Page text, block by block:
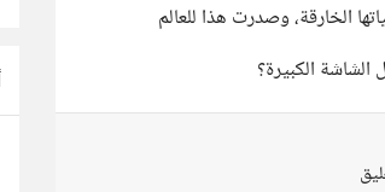
الخارقة، وصدرت هذا للعالم
الكبيرة؟